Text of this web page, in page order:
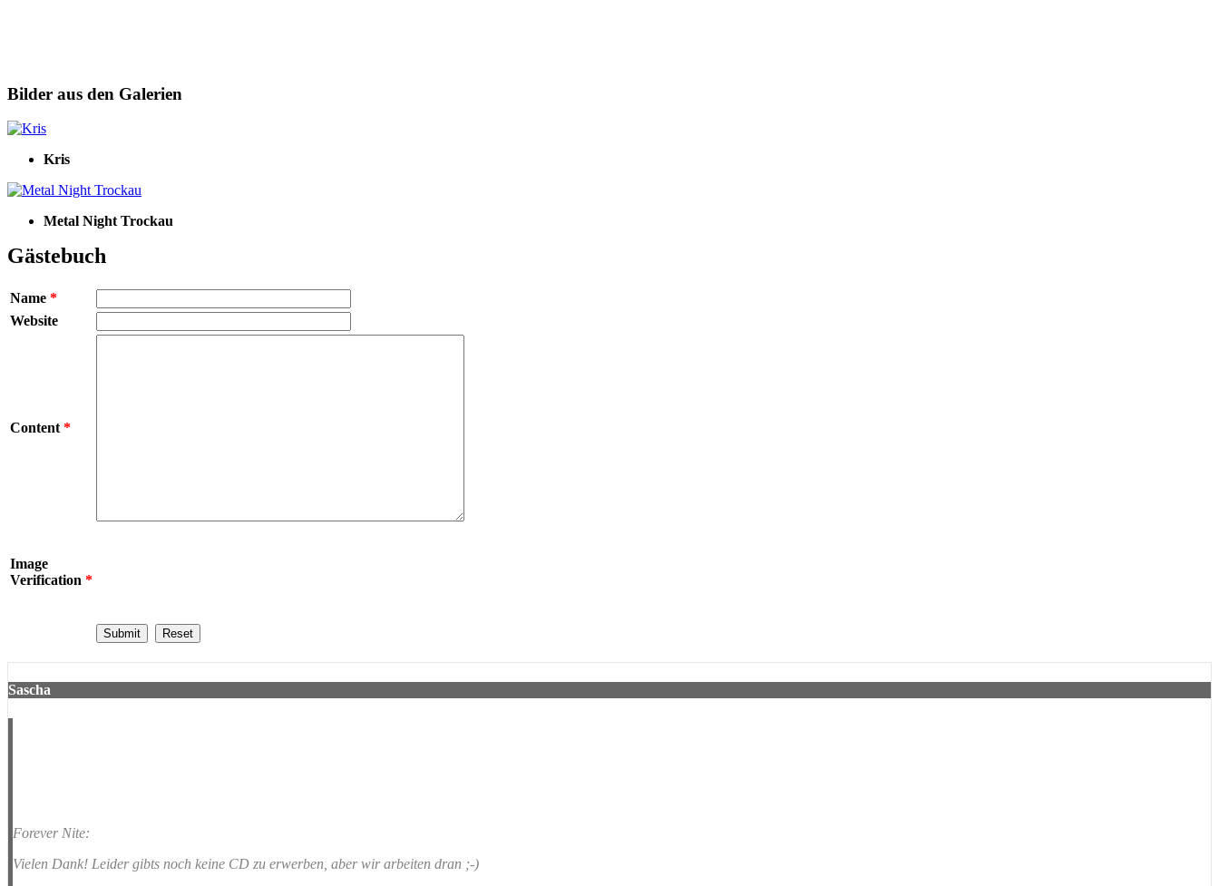
Bilder aus den Galerien
Kris
Metal Night Trockau
Gästebuch
Name *
Website
Content *
Image
Verification *
Sascha
Forever Nite:
Vielen Dank! Leider gibts noch keine CD zu erwerben, aber wir arbeiten dran ;-)